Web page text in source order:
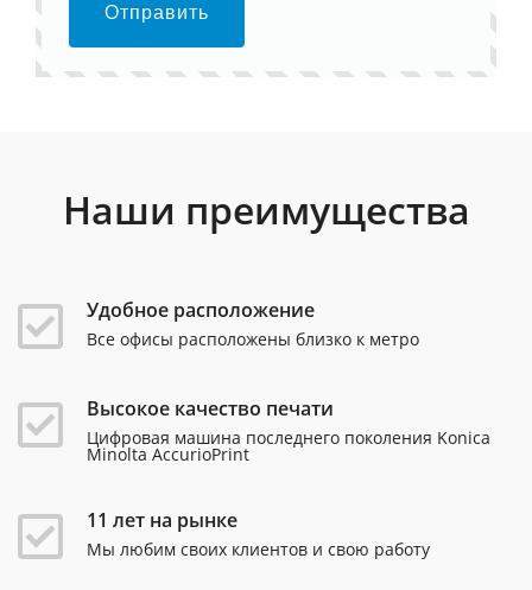
Отправить
Наши преимущества
Удобное расположение
Все офисы расположены близко к метро
Высокое качество печати
Цифровая машина последнего поколения Konica
Minolta AccurioPrint
11 лет на рынке
Мы любим своих клиентов и свою работу